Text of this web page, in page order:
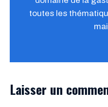
toutes les
Laisser un